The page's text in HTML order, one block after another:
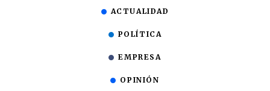
ACTUALIDAD
POLÍTICA
EMPRESA
OPINIÓN